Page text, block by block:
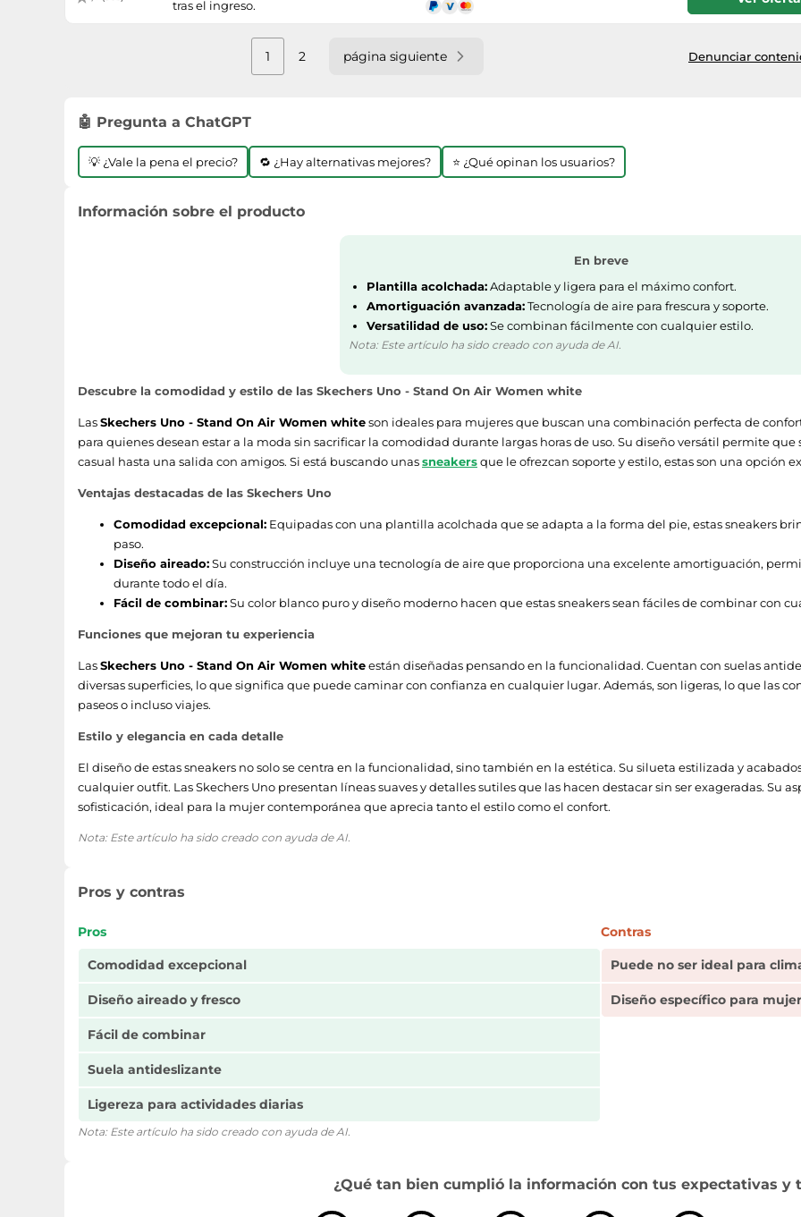
tras el ingreso.
1 2 página siguiente Denunciar
🤖 Pregunta a ChatGPT
💡 ¿Vale la pena el precio? 🔁 ¿Hay alternativas mejores? ⭐ ¿Qué opinan los usuarios?
Información sobre el producto
En breve
Plantilla acolchada:Adaptable y ligera para el máximo confort.
Amortiguación avanzada:Tecnología de aire para frescura y soporte.
Versatilidad de uso:Se combinan fácilmente con cualquier estilo.
Nota: Este artículo ha sido creado con ayuda de AI.
Descubre la comodidad y estilo de las Skechers Uno - Stand On Air Women white
LasSkechers Uno - Stand On Air Women whiteson ideales para mujeres que buscan una combinación perfecta de
para quienes desean estar a la moda sin sacrificar la comodidad durante largas horas de uso. Su diseño versátil permite
casual hasta una salida con amigos. Si está buscando unassneakersque le ofrezcan soporte y estilo, estas son una opción
Ventajas destacadas de las Skechers Uno
Comodidad excepcional: Equipadas con una plantilla acolchada que se adapta a la forma del pie, estas sneakers
paso.
Diseño aireado:Su construcción incluye una tecnología de aire que proporciona una excelente amortiguación,
durante todo el día.
Fácil de combinar:Su color blanco puro y diseño moderno hacen que estas sneakers sean fáciles de combinar con
Funciones que mejoran tu experiencia
LasSkechers Uno - Stand On Air Women whiteestán diseñadas pensando en la funcionalidad. Cuentan con suelas
diversas superficies, lo que significa que puede caminar con confianza en cualquier lugar. Además, son ligeras, lo que las
paseos o incluso viajes.
Estilo y elegancia en cada detalle
El diseño de estas sneakers no solo se centra en la funcionalidad, sino también en la estética. Su silueta estilizada y
cualquier outfit. Las Skechers Uno presentan líneas suaves y detalles sutiles que las hacen destacar sin ser exageradas. Su
sofisticación, ideal para la mujer contemporánea que aprecia tanto el estilo como el confort.
Nota: Este artículo ha sido creado con ayuda de AI.
Pros y contras
Pros
Comodidad excepcional
Diseño aireado y fresco
Fácil de combinar
Suela antideslizante
Ligereza para actividades diarias
Contras
Puede no ser ideal para
Diseño específico para
Nota: Este artículo ha sido creado con ayuda de AI.
¿Qué tan bien cumplió la información con tus expectativas y